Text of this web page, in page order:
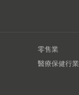
零售業
醫療保健行業